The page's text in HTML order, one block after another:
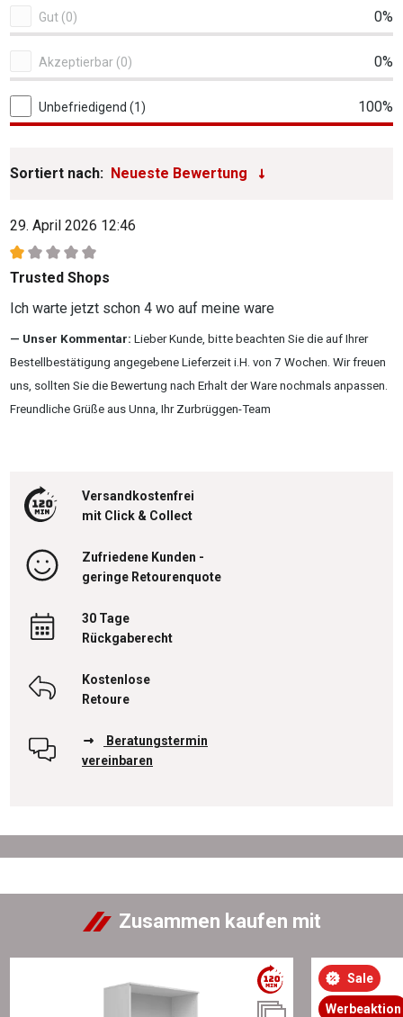
Gut (0) 0%
Akzeptierbar (0) 0%
Unbefriedigend (1) 100%
Sortiert nach:
29. April 2026 12:46
Bewertung mit 1 von 5 Sternen
Trusted Shops
Ich warte jetzt schon 4 wo auf meine ware
Unser Kommentar: Lieber Kunde, bitte beachten Sie die auf Ihrer
Bestellbestätigung angegebene Lieferzeit i.H. von 7 Wochen. Wir freuen
uns, sollten Sie die Bewertung nach Erhalt der Ware nochmals anpassen.
Freundliche Grüße aus Unna, Ihr Zurbrüggen-Team
Versandkostenfrei
mit Click & Collect
Zufriedene Kunden -
geringe Retourenquote
30 Tage
Rückgaberecht
Kostenlose
Retoure
Beratungstermin
vereinbaren
Zusammen kaufen mit
Sale
Werbeaktion